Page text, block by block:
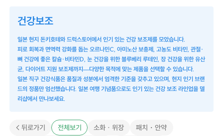
건강보조
일본 현지 돈키호테와 드럭스토어에서 인기 있는 건강 보조제를 모았습니다.
피로 회복과 면역력 강화를 돕는 오르나민C, 아미노산 보충제, 고농도 비타민, 관절·
뼈 건강에 좋은 칼슘·비타민D, 눈 건강을 위한 블루베리 루테인, 장 건강을 위한 유산
균, 다이어트 지원 보조제까지—다양한 목적에 맞는 제품을 선택할 수 있습니다.
일본 직구 건강식품은 품질과 성분에서 엄격한 기준을 갖추고 있으며, 현지 인기 브랜
드의 정품만 엄선했습니다. 일본 여행 기념품으로도 인기 있는 건강 보조 라인업을 델
리샵에서 만나보세요.
< 뒤로가기 전체보기 소화 · 위장
패치・안약